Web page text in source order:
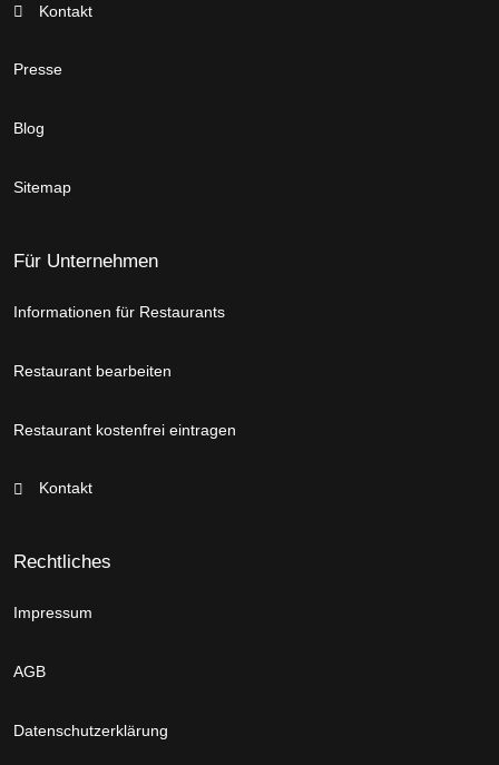
Kontakt
Presse
Blog
Sitemap
Für Unternehmen
Informationen für Restaurants
Restaurant bearbeiten
Restaurant kostenfrei eintragen
Kontakt
Rechtliches
Impressum
AGB
Datenschutzerklärung